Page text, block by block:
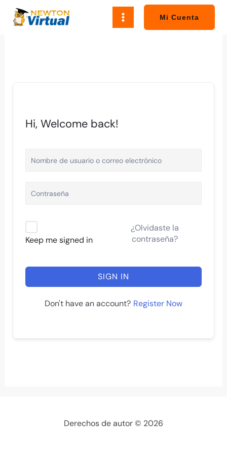
Mi Cuenta
Hi, Welcome back!
Keep me signed in
¿Olvidaste la
contraseña?
SIGN IN
Don't have an account? Register Now
Derechos de autor © 2026